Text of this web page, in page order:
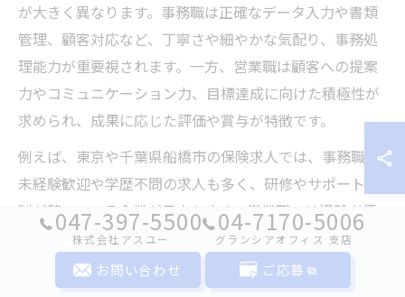
が大きく異なります。事務職は正確なデータ入力や書類
管理、顧客対応など、丁寧さや細やかな気配り、事務処
理能力が重要視されます。一方、営業職は顧客への提案
力やコミュニケーション力、目標達成に向けた積極性が
求められ、成果に応じた評価や賞与が特徴です。
例えば、東京や千葉県船橋市の保険求人では、事務職は
未経験歓迎や学歴不問の求人も多く、研修やサポート体
制が整っている企業が目立ちます。営業職では経験者優
遇や歩合給、残業や土日休みの有無など、条件が多様で
す。自分の強みや志向性に合わせて職種を選ぶことが、
長期的なキャリア形成に繋がります。
047-397-5500
株式会社アスユー
04-7170-5006
グランシアオフィス ⽀店
お問い合わせ ご応募